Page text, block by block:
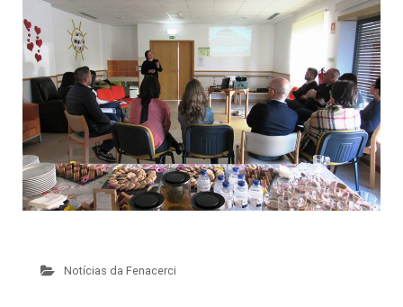
Notícias da Fenacerci